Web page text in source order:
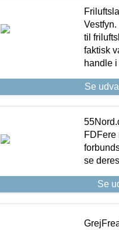
til
faktisk
handle
Se
FDFere
se
Se